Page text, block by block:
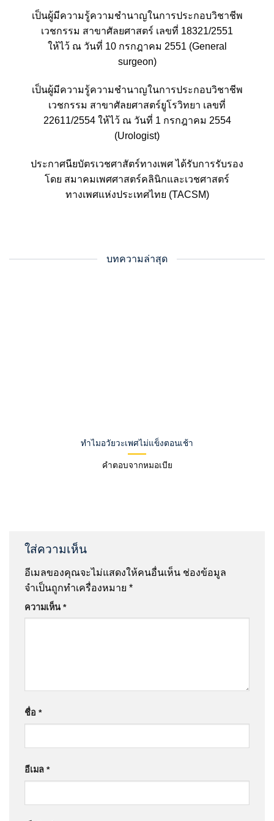
เป็นผู้มีความรู้ความชำนาญในการประกอบวิชาชีพ
เวชกรรม สาขาศัลยศาสตร์ เลขที่ 18321/2551
ให้ไว้ ณ วันที่ 10 กรกฎาคม 2551 (General
surgeon)
เป็นผู้มีความรู้ความชำนาญในการประกอบวิชาชีพ
เวชกรรม สาขาศัลยศาสตร์ยูโรวิทยา เลขที่
22611/2554 ให้ไว้ ณ วันที่ 1 กรกฎาคม 2554
(Urologist)
ประกาศนียบัตรเวชศาสัตร์ทางเพศ ได้รับการรับรอง
โดย สมาคมเพศศาสตร์คลินิกและเวชศาสตร์
ทางเพศแห่งประเทศไทย (TACSM)
บทความล่าสุด
ทำไมอวัยวะเพศไม่แข็งตอนเช้า
คำตอบจากหมอเบีย
ใส่ความเห็น
อีเมลของคุณจะไม่แสดงให้คนอื่นเห็น ช่องข้อมูล
จำเป็นถูกทำเครื่องหมาย *
ความเห็น *
ชื่อ *
อีเมล *